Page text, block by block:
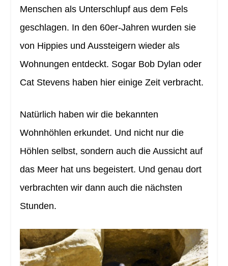
Menschen als Unterschlupf aus dem Fels
geschlagen. In den 60er-Jahren wurden sie
von Hippies und Aussteigern wieder als
Wohnungen entdeckt. Sogar Bob Dylan oder
Cat Stevens haben hier einige Zeit verbracht.
Natürlich haben wir die bekannten
Wohnhöhlen erkundet. Und nicht nur die
Höhlen selbst, sondern auch die Aussicht auf
das Meer hat uns begeistert. Und genau dort
verbrachten wir dann auch die nächsten
Stunden.